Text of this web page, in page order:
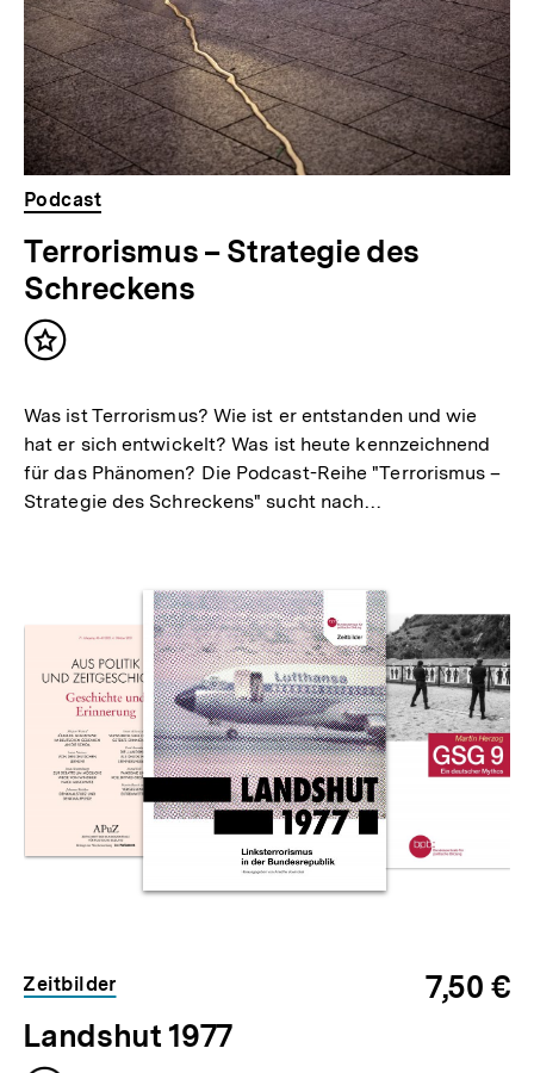
Podcast
Terrorismus – Strategie des
Schreckens
Inhalt
Was ist Terrorismus? Wie ist er entstanden und wie
hat er sich entwickelt? Was ist heute kennzeichnend
für das Phänomen? Die Podcast-Reihe "Terrorismus –
Strategie des Schreckens" sucht nach…
überspringen
Zeitbilder
7,50 €
Landshut 1977